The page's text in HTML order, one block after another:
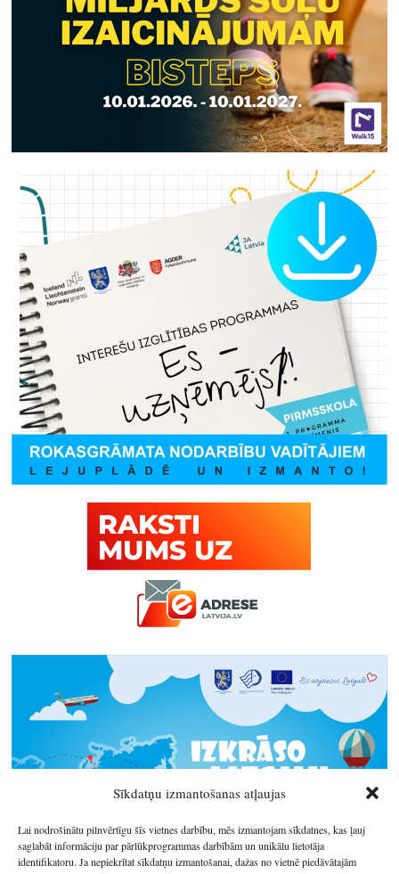
Sīkdatņu izmantošanas atļaujas
Lai nodrošinātu pilnvērtīgu šīs vietnes darbību, mēs izmantojam sīkdatnes, kas ļauj
saglabāt informāciju par pārlūkprogrammas darbībām un unikālu lietotāja
identifikatoru. Ja nepiekrītat sīkdatņu izmantošanai, dažas no vietnē piedāvātajām